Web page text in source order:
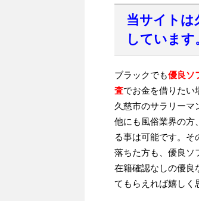
当サイトは
しています
ブラックでも優良ソ
査でお金を借りたい
久慈市のサラリーマ
他にも風俗業界の方
る事は可能です。そ
落ちた方も、優良ソ
在籍確認なしの優良
てもらえれば嬉しく